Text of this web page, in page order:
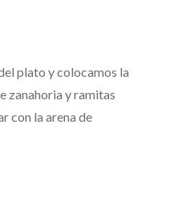
plato y colocamos la
zanahoria y ramitas
con la arena de